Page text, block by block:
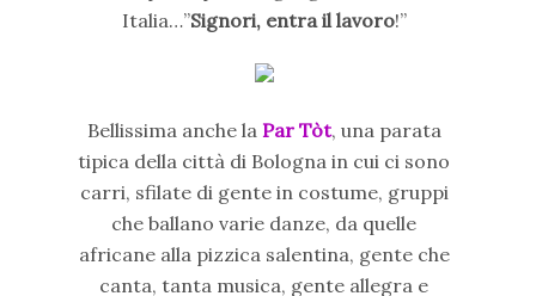
Italia…”Signori, entra il lavoro!”
Bellissima anche la Par Tòt, una parata
tipica della città di Bologna in cui ci sono
carri, sfilate di gente in costume, gruppi
che ballano varie danze, da quelle
africane alla pizzica salentina, gente che
canta, tanta musica, gente allegra e